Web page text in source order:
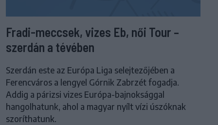
Fradi-meccsek, vizes Eb, női Tour –
szerdán a tévében
Szerdán este az Európa Liga selejtezőjében a
Ferencváros a lengyel Górnik Zabrzét fogadja.
Addig a párizsi vizes Európa-bajnoksággal
hangolhatunk, ahol a magyar nyílt vízi úszóknak
szoríthatunk.